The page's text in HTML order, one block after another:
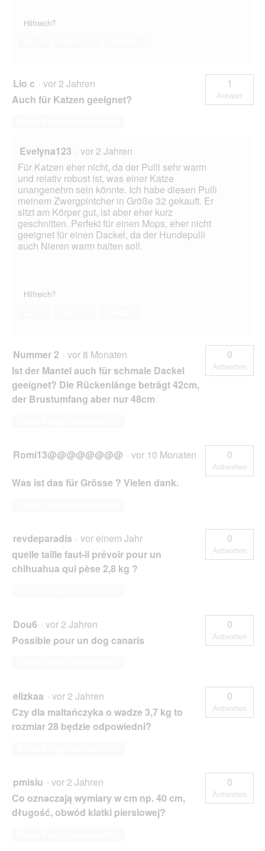
Hilfreich?
Lio c · vor 2 Jahren
Auch für Katzen geeignet?
1
Antwort
Evelyna123 · vor 2 Jahren
Für Katzen eher nicht, da der Pulli sehr warm
und relativ robust ist, was einer Katze
unangenehm sein könnte. Ich habe diesen Pulli
meinem Zwergpintcher in Größe 32 gekauft. Er
sitzt am Körper gut, ist aber eher kurz
geschnitten. Perfekt für einen Mops, eher nicht
geeignet für einen Dackel, da der Hundepulli
auch Nieren warm halten soll.
Hilfreich?
Nummer 2 · vor 8 Monaten
Ist der Mantel auch für schmale Dackel
geeignet? Die Rückenlänge beträgt 42cm,
der Brustumfang aber nur 48cm
0
Antworten
Romi13@@@@@@@@ · vor 10 Monaten
Was ist das für Grösse ? Vielen dank.
0
Antworten
revdeparadis · vor einem Jahr
quelle taille faut-il prévoir pour un
chihuahua qui pèse 2,8 kg ?
0
Antworten
Dou6 · vor 2 Jahren
Possible pour un dog canaris
0
Antworten
elizkaa · vor 2 Jahren
Czy dla maltańczyka o wadze 3,7 kg to
rozmiar 28 będzie odpowiedni?
0
Antworten
pmisiu · vor 2 Jahren
Co oznaczają wymiary w cm np. 40 cm,
długość, obwód klatki piersiowej?
0
Antworten